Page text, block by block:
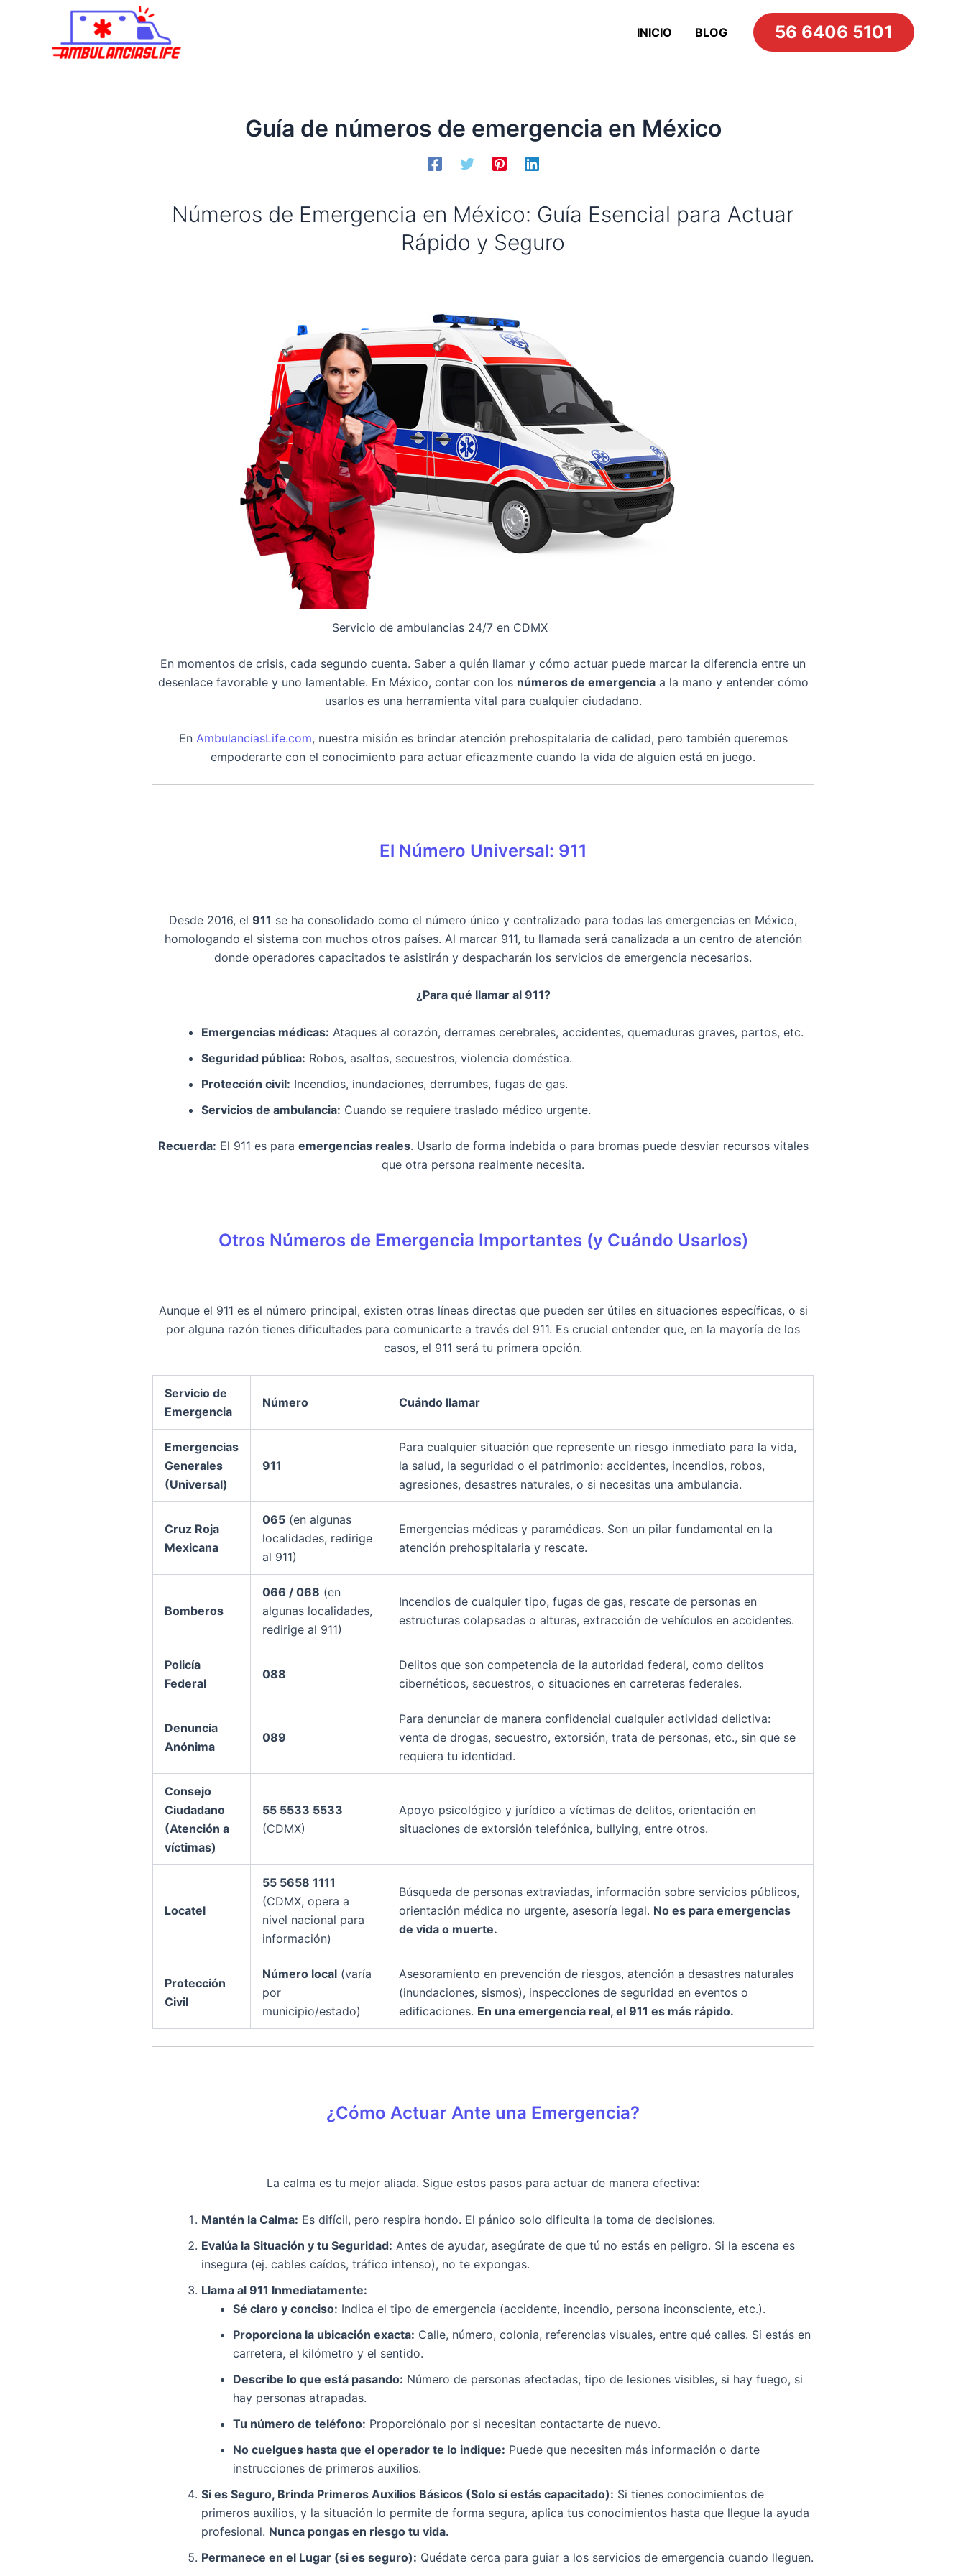
contenido
INICIO BLOG 56 6406 5101
Guía de números de emergencia en México
Números de Emergencia en México: Guía Esencial para Actuar
Rápido y Seguro
Servicio de ambulancias 24/7 en CDMX
En momentos de crisis, cada segundo cuenta. Saber a quién llamar y cómo actuar puede marcar la diferencia entre un
desenlace favorable y uno lamentable. En México, contar con los números de emergenciaa la mano y entender cómo
usarlos es una herramienta vital para cualquier ciudadano.
En AmbulanciasLife.com, nuestra misión es brindar atención prehospitalaria de calidad, pero también queremos
empoderarte con el conocimiento para actuar eficazmente cuando la vida de alguien está en juego.
El Número Universal: 911
Desde 2016, el 911 se ha consolidado como el número único y centralizado para todas las emergencias en México,
homologando el sistema con muchos otros países. Al marcar 911, tu llamada será canalizada a un centro de atención
donde operadores capacitados te asistirán y despacharán los servicios de emergencia necesarios.
¿Para qué llamar al 911?
Emergencias médicas: Ataques al corazón, derrames cerebrales, accidentes, quemaduras graves, partos, etc.
Seguridad pública: Robos, asaltos, secuestros, violencia doméstica.
Protección civil: Incendios, inundaciones, derrumbes, fugas de gas.
Servicios de ambulancia: Cuando se requiere traslado médico urgente.
Recuerda: El 911 es para emergencias reales. Usarlo de forma indebida o para bromas puede desviar recursos vitales
que otra persona realmente necesita.
Otros Números de Emergencia Importantes (y Cuándo Usarlos)
Aunque el 911 es el número principal, existen otras líneas directas que pueden ser útiles en situaciones específicas, o si
por alguna razón tienes dificultades para comunicarte a través del 911. Es crucial entender que, en la mayoría de los
casos, el 911 será tu primera opción.
Servicio de
Emergencia
Número Cuándo llamar
Emergencias
Generales
(Universal)
911
Para cualquier situación que represente un riesgo inmediato para la vida,
la salud, la seguridad o el patrimonio: accidentes, incendios, robos,
agresiones, desastres naturales, o si necesitas una ambulancia.
Cruz Roja
Mexicana
065 (en algunas
localidades, redirige
al 911)
Emergencias médicas y paramédicas. Son un pilar fundamental en la
atención prehospitalaria y rescate.
Bomberos
066 / 068 (en
algunas localidades,
redirige al 911)
Incendios de cualquier tipo, fugas de gas, rescate de personas en
estructuras colapsadas o alturas, extracción de vehículos en accidentes.
Policía
Federal
088
Delitos que son competencia de la autoridad federal, como delitos
cibernéticos, secuestros, o situaciones en carreteras federales.
Denuncia
Anónima
089
Para denunciar de manera confidencial cualquier actividad delictiva:
venta de drogas, secuestro, extorsión, trata de personas, etc., sin que se
requiera tu identidad.
Consejo
Ciudadano
(Atención a
víctimas)
55 5533 5533
(CDMX)
Apoyo psicológico y jurídico a víctimas de delitos, orientación en
situaciones de extorsión telefónica, bullying, entre otros.
Locatel
55 5658 1111
(CDMX, opera a
nivel nacional para
información)
Búsqueda de personas extraviadas, información sobre servicios públicos,
orientación médica no urgente, asesoría legal. No es para emergencias
de vida o muerte.
Protección
Civil
Número local (varía
por
municipio/estado)
Asesoramiento en prevención de riesgos, atención a desastres naturales
(inundaciones, sismos), inspecciones de seguridad en eventos o
edificaciones. En una emergencia real, el 911 es más rápido.
¿Cómo Actuar Ante una Emergencia?
La calma es tu mejor aliada. Sigue estos pasos para actuar de manera efectiva:
Mantén la Calma: Es difícil, pero respira hondo. El pánico solo dificulta la toma de decisiones.
Evalúa la Situación y tu Seguridad: Antes de ayudar, asegúrate de que tú no estás en peligro. Si la escena es
insegura (ej. cables caídos, tráfico intenso), no te expongas.
Llama al 911 Inmediatamente:
Sé claro y conciso: Indica el tipo de emergencia (accidente, incendio, persona inconsciente, etc.).
Proporciona la ubicación exacta: Calle, número, colonia, referencias visuales, entre qué calles. Si estás en
carretera, el kilómetro y el sentido.
Describe lo que está pasando: Número de personas afectadas, tipo de lesiones visibles, si hay fuego, si
hay personas atrapadas.
Tu número de teléfono: Proporciónalo por si necesitan contactarte de nuevo.
No cuelgues hasta que el operador te lo indique: Puede que necesiten más información o darte
instrucciones de primeros auxilios.
Si es Seguro, Brinda Primeros Auxilios Básicos (Solo si estás capacitado): Si tienes conocimientos de
primeros auxilios, y la situación lo permite de forma segura, aplica tus conocimientos hasta que llegue la ayuda
profesional. Nunca pongas en riesgo tu vida.
Permanece en el Lugar (si es seguro): Quédate cerca para guiar a los servicios de emergencia cuando lleguen.